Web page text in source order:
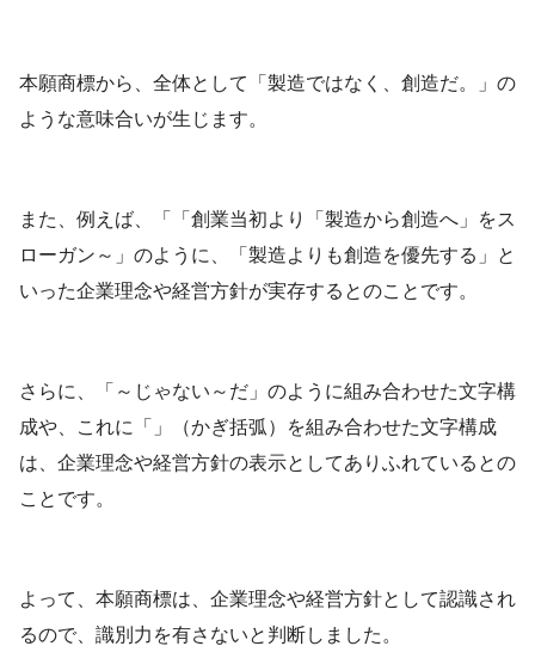
本願商標から、全体として「製造ではなく、創造だ。」の
ような意味合いが生じます。
また、例えば、「「創業当初より「製造から創造へ」をス
ローガン～」のように、「製造よりも創造を優先する」と
いった企業理念や経営方針が実存するとのことです。
さらに、「～じゃない～だ」のように組み合わせた文字構
成や、これに「」（かぎ括弧）を組み合わせた文字構成
は、企業理念や経営方針の表示としてありふれているとの
ことです。
よって、本願商標は、企業理念や経営方針として認識され
るので、識別力を有さないと判断しました。